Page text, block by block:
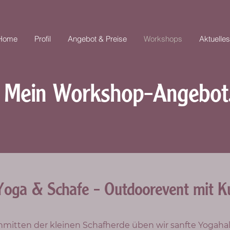
Profil Angebot & Preise Workshops Aktuelles
Mein Workshop-
& Schafe - Outdoorevent mit
der kleinen Schafherde üben wir sanfte